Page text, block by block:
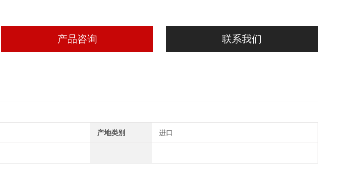
产品咨询 联系我们
产地类别 进口